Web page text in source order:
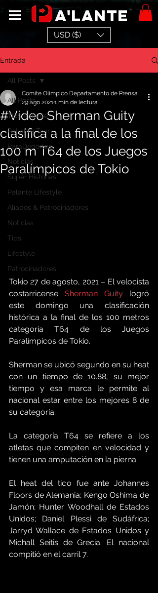
a'lante
USD ($)
Entrada
All Posts
Tips Palante
PaLante Tour
ParaDeportes
Noticias
Super Historias
Palante Lifestyle
Aliados & Patrocinadores
Noticias
Tips
Lifestyle
Patrocinadores
All Posts
#Video Sherman Guity
clasifica a la final de los
100 m T64 de los Juegos
Paralímpicos de Tokio
Comite Olimpico Departamento de Prensa
29 ago 20211 min de lectura
Tokio 27 de agosto, 2021 – El velocista
costarricense Sherman Guity logró
este domingo una clasificación
histórica a la final de los 100 metros
categoría T64 de los Juegos
Paralímpicos de Tokio.
Sherman se ubicó segundo en su heat
con un tiempo de 10.88, su mejor
tiempo y esa marca le permite al
nacional estar entre los mejores 8 de
su categoría.
La categoría T64 se refiere a los
atletas que compiten en velocidad y
tienen una amputación en la pierna.
El heat del tico fue ante Johannes
Floors de Alemania; Kengo Oshima de
Jamón; Hunter Woodhall de Estados
Unidos; Daniel Plessi de Sudáfrica;
Jarryd Wallace de Estados Unidos y
Michall Seitis de Grecia. El nacional
compitió en el carril 7.